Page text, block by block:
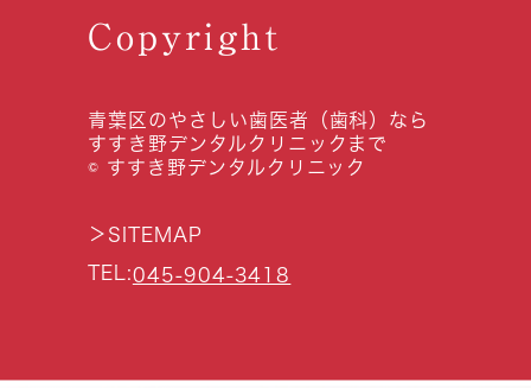
Copyright
青葉区のやさしい歯医者（歯科）なら
すすき野デンタルクリニックまで
© すすき野デンタルクリニック
＞ SITEMAP
TEL:045-904-3418